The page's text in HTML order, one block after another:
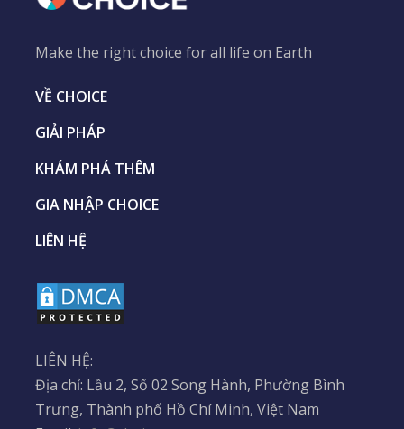
Make the right choice for all life on Earth
VỀ CHOICE
GIẢI PHÁP
KHÁM PHÁ THÊM
GIA NHẬP CHOICE
LIÊN HỆ
LIÊN HỆ:
Địa chỉ: Lầu 2, Số 02 Song Hành, Phường Bình
Trưng, Thành phố Hồ Chí Minh, Việt Nam